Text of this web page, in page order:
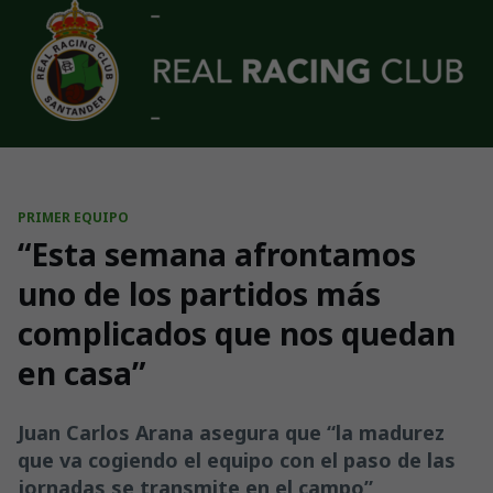
Skip to main content
PRIMER EQUIPO
“Esta semana afrontamos
uno de los partidos más
complicados que nos quedan
en casa”
Juan Carlos Arana asegura que “la madurez
que va cogiendo el equipo con el paso de las
jornadas se transmite en el campo”